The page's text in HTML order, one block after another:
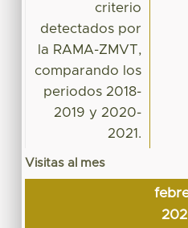
criterio
detectados por
la RAMA-ZMVT,
comparando los
periodos 2018-
2019 y 2020-
2021.
Visitas al mes